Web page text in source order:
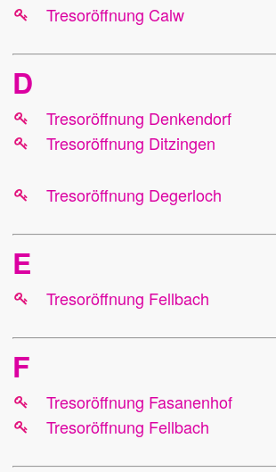
Tresoröffnung Calw
D
Tresoröffnung Denkendorf
Tresoröffnung Ditzingen
Tresoröffnung Degerloch
E
Tresoröffnung Fellbach
F
Tresoröffnung Fasanenhof
Tresoröffnung Fellbach